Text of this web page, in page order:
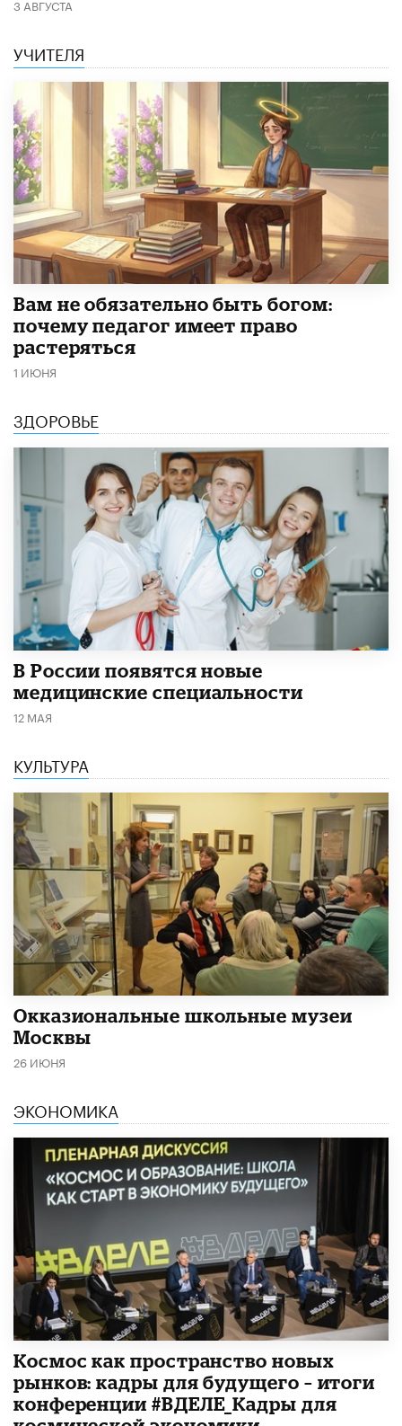
3 АВГУСТА
УЧИТЕЛЯ
​Вам не обязательно быть богом:
почему педагог имеет право
растеряться
1 ИЮНЯ
ЗДОРОВЬЕ
В России появятся новые
медицинские специальности
12 МАЯ
КУЛЬТУРА
​Окказиональные школьные музеи
Москвы
26 ИЮНЯ
ЭКОНОМИКА
Космос как пространство новых
рынков: кадры для будущего – итоги
конференции #ВДЕЛЕ_Кадры для